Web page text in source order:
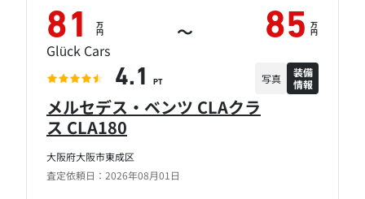
大阪府大阪市東成区
査定依頼日：2026年08月01日
メルセデス・ベンツ CLAクラ
ス CLA180
81 万
円 ～ 85 万
円
Glück Cars
4.1 PT 写真
装備
情報